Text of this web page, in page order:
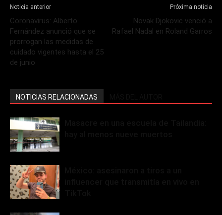
Noticia anterior
Coronavirus: Alberto
Fernández anunció que se
prorrogan las medidas de
cuidado vigentes hasta el 25
de junio
Próxima noticia
Novak Djokovic venció a
Rafael Nadal en Roland Garros
NOTICIAS RELACIONADAS